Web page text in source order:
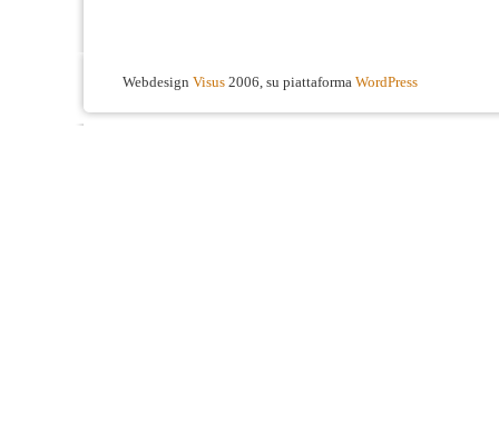
Webdesign Visus 2006, su piattaforma WordPress